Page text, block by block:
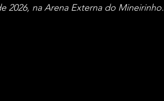
2026, na Arena Externa do Mineirinho.